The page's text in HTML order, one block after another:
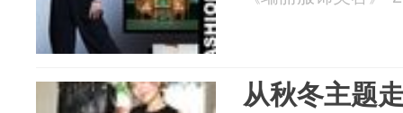
从秋冬主题